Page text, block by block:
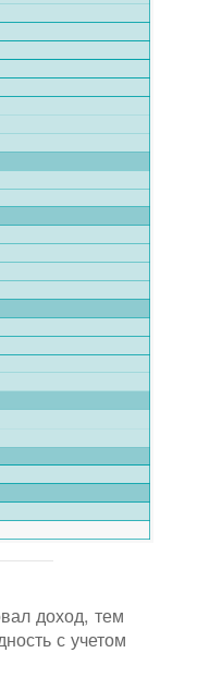
доход, тем
с учетом